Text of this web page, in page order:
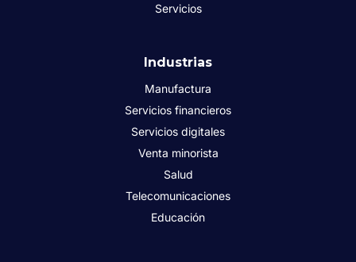
Servicios
Industrias
Manufactura
Servicios financieros
Servicios digitales
Venta minorista
Salud
Telecomunicaciones
Educación